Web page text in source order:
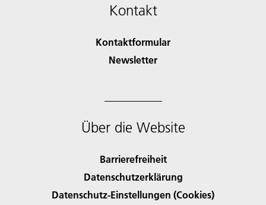
Kontakt
Kontaktformular
Newsletter
Über die Website
Barrierefreiheit
Datenschutzerklärung
Datenschutz-Einstellungen (Cookies)